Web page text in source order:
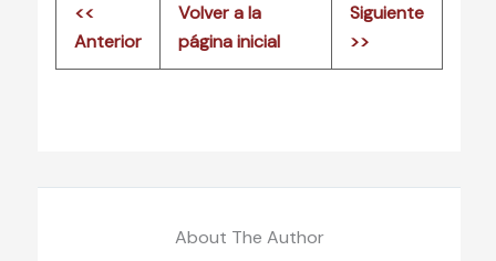
<<
Anterior
Volver a la
página inicial
Siguiente
>>
About The Author